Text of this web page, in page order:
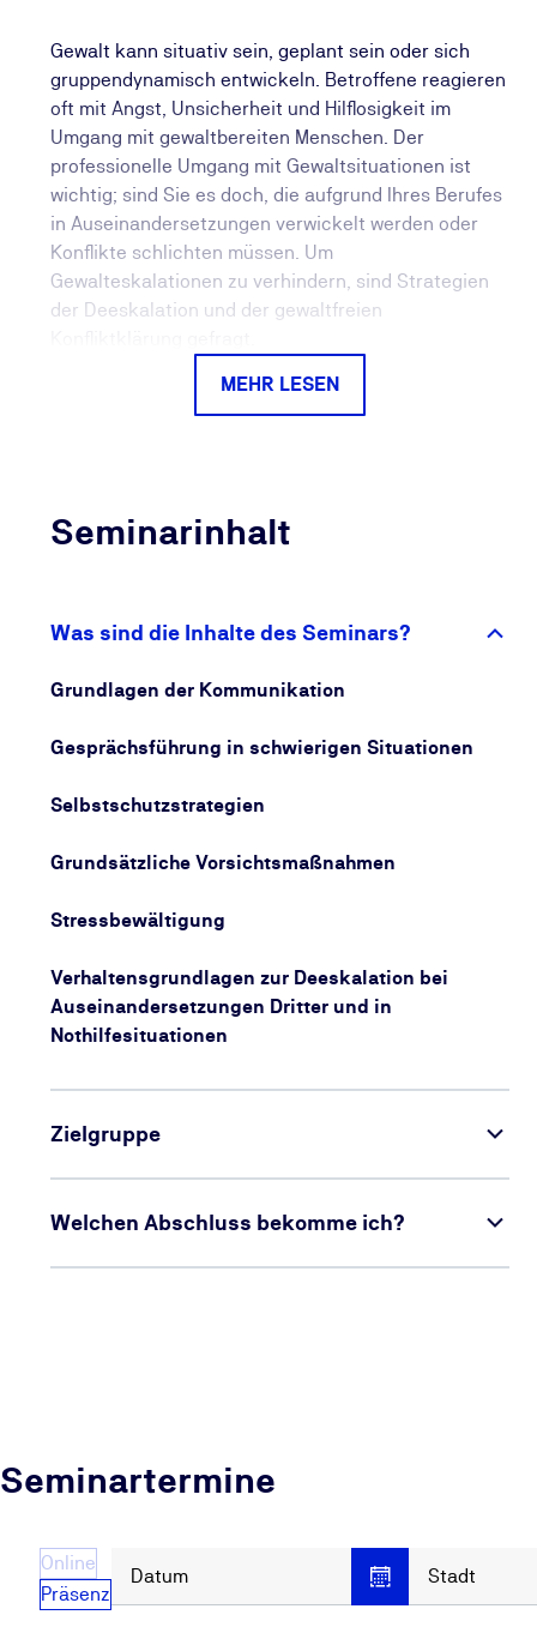
Gewalt kann situativ sein, geplant sein oder sich
gruppendynamisch entwickeln. Betroffene reagieren
oft mit Angst, Unsicherheit und Hilflosigkeit im
Umgang mit gewaltbereiten Menschen. Der
professionelle Umgang mit Gewaltsituationen ist
wichtig; sind Sie es doch, die aufgrund Ihres Berufes
in Auseinandersetzungen verwickelt werden oder
Konflikte schlichten müssen. Um
Gewalteskalationen zu verhindern, sind Strategien
der Deeskalation und der gewaltfreien
Praxisanteil. In den praktischen Übungen werden
Ziel dieser Grundlagenqualifizierung ist es, einen
Arbeitsumfeld weiterzuvermitteln, deeskalierendes
Gewaltprävention zu betreiben. Für eine Vertiefung
unser 1-tägiges Praxisseminar.
MEHR LESEN
Seminarinhalt
Was sind die Inhalte des Seminars?
Grundlagen der Kommunikation
Gesprächsführung in schwierigen Situationen
Selbstschutzstrategien
Grundsätzliche Vorsichtsmaßnahmen
Stressbewältigung
Verhaltensgrundlagen zur Deeskalation bei
Auseinandersetzungen Dritter und in
Nothilfesituationen
Zielgruppe
Welchen Abschluss bekomme ich?
Seminartermine
Online
Präsenz
Datum Stadt